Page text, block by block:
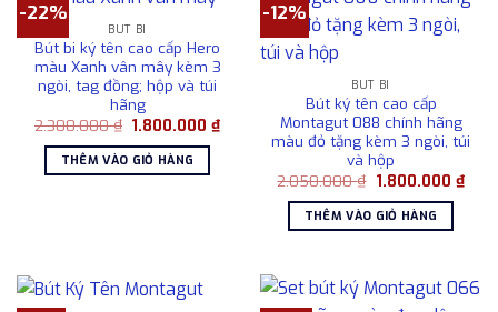
-22%
BÚT BI
Bút bi ký tên cao cấp Hero
màu Xanh vân mây kèm 3
ngòi, tag đồng; hộp và túi
hãng
2.300.000₫ Giá
là:
2.300.000 ₫.
1.800.000₫Giá
hiện
1.800.000 ₫.
THÊM VÀO GIỎ HÀNG
-12%
BÚT BI
Bút ký tên cao cấp
Montagut 088 chính hãng
màu đỏ tặng kèm 3 ngòi, túi
và hộp
2.050.000₫ Giá
là:
2.050.000 ₫.
1.800.000 ₫Giá
hiện
THÊM VÀO GIỎ HÀNG